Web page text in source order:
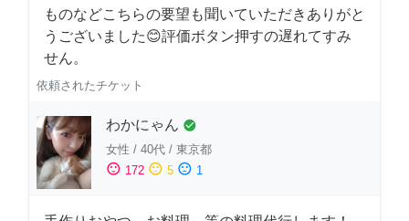
ものなどこちらの要望も聞いていただきありがと
うございました😊評価ボタン押すの遅れてすみ
せん。
依頼されたチケット
わかにゃん check_circle
女性 / 40代 / 東京都
sentiment_satisfied 172 sentiment_neutral 5 sentiment_dissatisfied 1